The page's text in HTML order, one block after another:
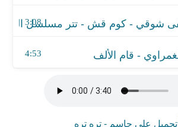
3:08
4:53
تحميل علي جاسم - تره تره